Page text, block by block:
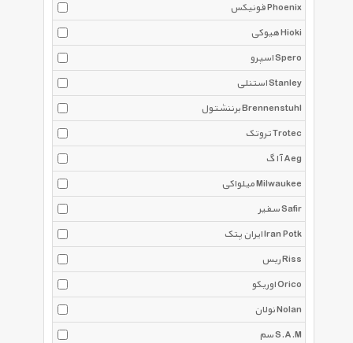
فونیکس Phoenix
هیوکی Hioki
اسپرو Spero
استنلی Stanley
برننشتول Brennenstuhl
تروتک Trotec
آ ا گ Aeg
میلواکی Milwaukee
سفیر Safir
ایران پتک Iran Potk
ریس Riss
اوریکو Orico
نولان Nolan
سم S.A.M